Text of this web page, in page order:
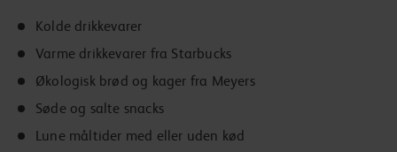
Kolde drikkevarer
Varme drikkevarer fra Starbucks
Økologisk brød og kager fra Meyers
Søde og salte snacks
Lune måltider med eller uden kød